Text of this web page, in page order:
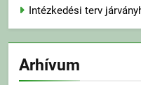
Intézkedési terv
Arhívum